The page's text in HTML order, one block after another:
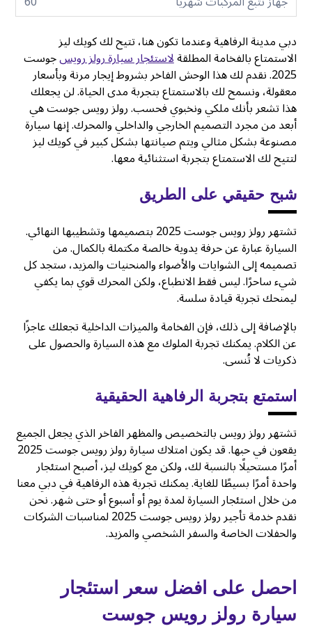
دبي مدينة الرفاهية وعندما تكون هنا، تتيح لك كويك ليز
الاستمتاع بالفخامة المطلقةلاستئجار سيارة رولز رويسجوست
2025. نقدم لك هذا الوحش الفاخر بشروط إيجار مرنة وبأسعار
معقولة، ونسمح لك بالاستمتاع بتجربة مدى الحياة. لن يجعلك
هذا تشعر بأنك ملكي ونخبوي فحسب. رولز رويس جوست هي
أبعد من مجرد التصميم الخارجي والداخلي والمحرك. إنها سيارة
مصنوعة بشكل مثالي ويتم صيانتها بشكل كبير في كويك ليز
لتتيح لك الاستمتاع بتجربة استثنائية معها.
شبح حقيقي على الطريق
تشتهر رولز رويس جوست 2025 بتصميمها وتشطيبها النهائي.
السيارة عبارة عن حرفة يدوية خالصة مكتملة بالكمال. من
تصميمه إلى الشوايات والأضواء والمنحنيات والمزيد، ستجد كل
شيء ساحرًا. ليس فقط الانطباع، ولكن المحرك قوي بما يكفي
ليمنحك تجربة قيادة سلسة.
بالإضافة إلى ذلك، فإن الفخامة والميزات الداخلية تجعلك عاجزًا
عن الكلام. يمكنك تجربة الملوك مع هذه السيارة والحصول على
ذكريات لا تُنسى.
استمتع بتجربة الرفاهية الحقيقية
تشتهر رولز رويس بالتخصيص والمظهر الفاخر الذي يجعل الجميع
يقعون في حبها. قد يكون امتلاك سيارة رولز رويس جوست 2025
أمرًا مستحيلًا بالنسبة لك، ولكن مع كويك ليز، أصبح استئجار
واحدة أمرًا بسيطًا للغاية. يمكنك تجربة هذه الرفاهية في دبي معنا
من خلال استئجار السيارة لمدة يوم أو أسبوع أو حتى شهر. نحن
نقدم خدمة تأجير رولز رويس جوست 2025 لمناسبات الشركات
والحفلات الخاصة والسفر الشخصي والمزيد.
احصل على افضل سعر استئجار
سيارة رولز رويس جوست